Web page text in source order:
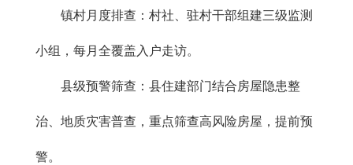
镇村月度排查：村社、驻村干部组建三级监测
小组，每月全覆盖入户走访。
县级预警筛查：县住建部门结合房屋隐患整
治、地质灾害普查，重点筛查高风险房屋，提前预
警。